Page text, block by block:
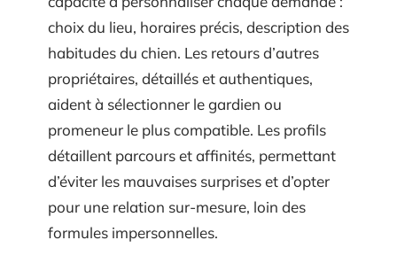
choix du lieu, horaires précis, description des
habitudes du chien. Les retours d’autres
propriétaires, détaillés et authentiques,
aident à sélectionner le gardien ou
promeneur le plus compatible. Les profils
détaillent parcours et affinités, permettant
d’éviter les mauvaises surprises et d’opter
pour une relation sur-mesure, loin des
formules impersonnelles.